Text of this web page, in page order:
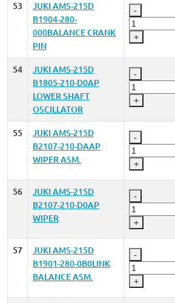
53
JUKI AMS-215D
B1904-280-
000BALANCE CRANK
PIN
-
+
54
JUKI AMS-215D
B1805-210-D0AP
LOWER SHAFT
OSCILLATOR
-
+
55
JUKI AMS-215D
B2107-210-DAAP
WIPER ASM.
-
+
56
JUKI AMS-215D
B2107-210-D0AP
WIPER
-
+
57
JUKI AMS-215D
B1901-280-0B0LINK
BALANCE ASM.
-
+